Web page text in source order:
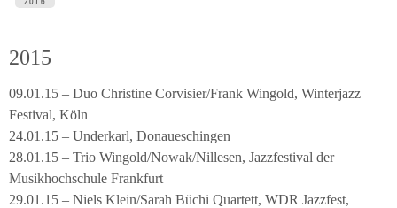
2015
09.01.15 – Duo Christine Corvisier/Frank Wingold, Winterjazz
Festival, Köln
24.01.15 – Underkarl, Donaueschingen
28.01.15 – Trio Wingold/Nowak/Nillesen, Jazzfestival der
Musikhochschule Frankfurt
29.01.15 – Niels Klein/Sarah Büchi Quartett, WDR Jazzfest,